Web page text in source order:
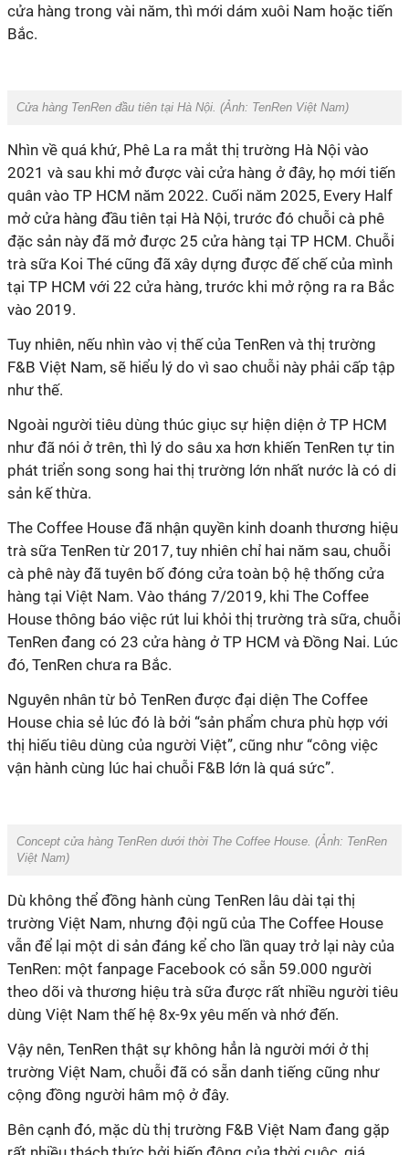
cửa hàng trong vài năm, thì mới dám xuôi Nam hoặc tiến
Bắc.
Cửa hàng TenRen đầu tiên tại Hà Nội. (Ảnh: TenRen Việt Nam)
Nhìn về quá khứ, Phê La ra mắt thị trường Hà Nội vào
2021 và sau khi mở được vài cửa hàng ở đây, họ mới tiến
quân vào TP HCM năm 2022. Cuối năm 2025, Every Half
mở cửa hàng đầu tiên tại Hà Nội, trước đó chuỗi cà phê
đặc sản này đã mở được 25 cửa hàng tại TP HCM. Chuỗi
trà sữa Koi Thé cũng đã xây dựng được đế chế của mình
tại TP HCM với 22 cửa hàng, trước khi mở rộng ra ra Bắc
vào 2019.
Tuy nhiên, nếu nhìn vào vị thế của TenRen và thị trường
F&B Việt Nam, sẽ hiểu lý do vì sao chuỗi này phải cấp tập
như thế.
Ngoài người tiêu dùng thúc giục sự hiện diện ở TP HCM
như đã nói ở trên, thì lý do sâu xa hơn khiến TenRen tự tin
phát triển song song hai thị trường lớn nhất nước là có di
sản kế thừa.
The Coffee House đã nhận quyền kinh doanh thương hiệu
trà sữa TenRen từ 2017, tuy nhiên chỉ hai năm sau, chuỗi
cà phê này đã tuyên bố đóng cửa toàn bộ hệ thống cửa
hàng tại Việt Nam. Vào tháng 7/2019, khi The Coffee
House thông báo việc rút lui khỏi thị trường trà sữa, chuỗi
TenRen đang có 23 cửa hàng ở TP HCM và Đồng Nai. Lúc
đó, TenRen chưa ra Bắc.
Nguyên nhân từ bỏ TenRen được đại diện The Coffee
House chia sẻ lúc đó là bởi “sản phẩm chưa phù hợp với
thị hiếu tiêu dùng của người Việt”, cũng như “công việc
vận hành cùng lúc hai chuỗi F&B lớn là quá sức”.
Concept cửa hàng TenRen dưới thời The Coffee House. (Ảnh: TenRen
Việt Nam)
Dù không thể đồng hành cùng TenRen lâu dài tại thị
trường Việt Nam, nhưng đội ngũ của The Coffee House
vẫn để lại một di sản đáng kể cho lần quay trở lại này của
TenRen: một fanpage Facebook có sẵn 59.000 người
theo dõi và thương hiệu trà sữa được rất nhiều người tiêu
dùng Việt Nam thế hệ 8x-9x yêu mến và nhớ đến.
Vậy nên, TenRen thật sự không hẳn là người mới ở thị
trường Việt Nam, chuỗi đã có sẵn danh tiếng cũng như
cộng đồng người hâm mộ ở đây.
Bên cạnh đó, mặc dù thị trường F&B Việt Nam đang gặp